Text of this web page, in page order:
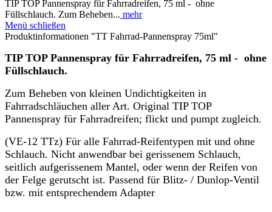
TIP TOP Pannenspray für Fahrradreifen, 75 ml - ohne
Füllschlauch. Zum Beheben... mehr
Menü schließen
Produktinformationen "TT Fahrrad-Pannenspray 75ml"
TIP TOP Pannenspray für Fahrradreifen, 75 ml - ohne
Füllschlauch.
Zum Beheben von kleinen Undichtigkeiten in
Fahrradschläuchen aller Art. Original TIP TOP
Pannenspray für Fahrradreifen; flickt und pumpt zugleich.
(VE-12 TTz) Für alle Fahrrad-Reifentypen mit und ohne
Schlauch. Nicht anwendbar bei gerissenem Schlauch,
seitlich aufgerissenem Mantel, oder wenn der Reifen von
der Felge gerutscht ist. Passend für Blitz- / Dunlop-Ventil
bzw. mit entsprechendem Adapter